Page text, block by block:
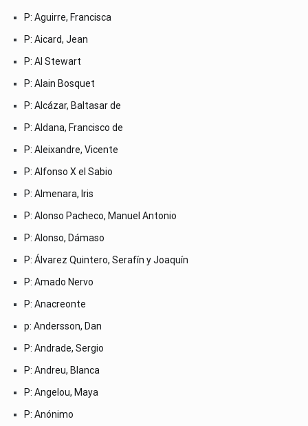
P: Aguirre, Francisca
P: Aicard, Jean
P: Al Stewart
P: Alain Bosquet
P: Alcázar, Baltasar de
P: Aldana, Francisco de
P: Aleixandre, Vicente
P: Alfonso X el Sabio
P: Almenara, Iris
P: Alonso Pacheco, Manuel Antonio
P: Alonso, Dámaso
P: Álvarez Quintero, Serafín y Joaquín
P: Amado Nervo
P: Anacreonte
p: Andersson, Dan
P: Andrade, Sergio
P: Andreu, Blanca
P: Angelou, Maya
P: Anónimo